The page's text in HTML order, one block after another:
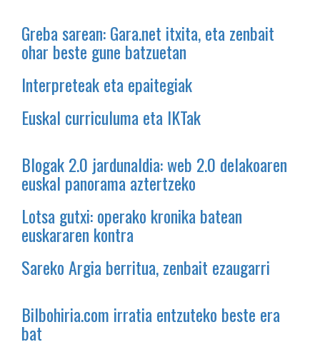
Greba sarean: Gara.net itxita, eta zenbait
ohar beste gune batzuetan
Interpreteak eta epaitegiak
Euskal curriculuma eta IKTak
Blogak 2.0 jardunaldia: web 2.0 delakoaren
euskal panorama aztertzeko
Lotsa gutxi: operako kronika batean
euskararen kontra
Sareko Argia berritua, zenbait ezaugarri
Bilbohiria.com irratia entzuteko beste era
bat